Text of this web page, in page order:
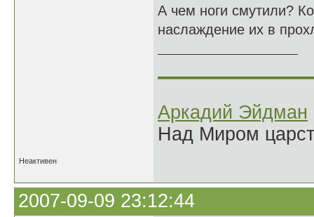
А чем ноги смутили?
наслаждение их в
Аркадий Эйдман
Над Миром
Неактивен
2007-09-09 23:12:44